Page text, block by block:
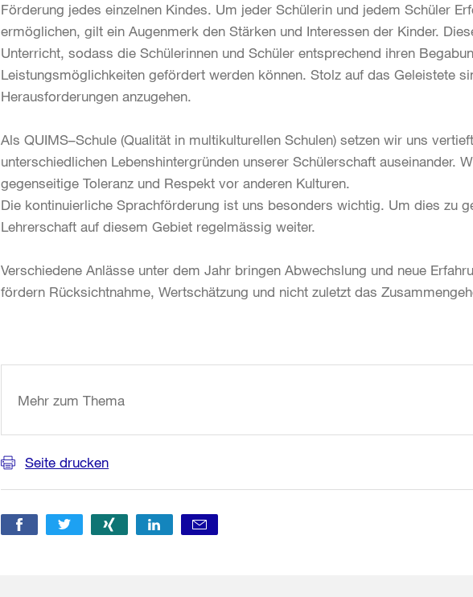
Förderung jedes einzelnen Kindes. Um jeder Schülerin und jedem Schüler
ermöglichen, gilt ein Augenmerk den Stärken und Interessen der Kinder.
Unterricht, sodass die Schülerinnen und Schüler entsprechend ihren
Leistungsmöglichkeiten gefördert werden können. Stolz auf das Geleistete
Herausforderungen anzugehen.
Als QUIMS–Schule (Qualität in multikulturellen Schulen) setzen wir uns
unterschiedlichen Lebenshintergründen unserer Schülerschaft auseinander.
gegenseitige Toleranz und Respekt vor anderen Kulturen.
Die kontinuierliche Sprachförderung ist uns besonders wichtig. Um dies zu
Lehrerschaft auf diesem Gebiet regelmässig weiter.
Verschiedene Anlässe unter dem Jahr bringen Abwechslung und neue
fördern Rücksichtnahme, Wertschätzung und nicht zuletzt das
Mehr zum Thema
Seite drucken